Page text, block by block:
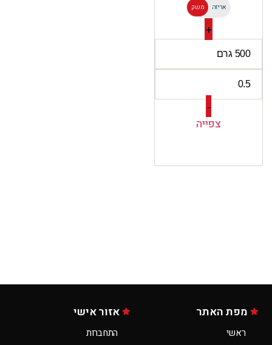
משק אריזה
+
-
צפייה
מפת האתר
ראשי
אזור אישי
התחברות